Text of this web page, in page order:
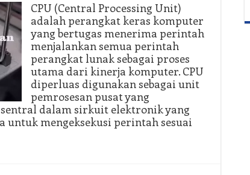
CPU (Central Processing Unit)
adalah perangkat keras komputer
yang bertugas menerima perintah
menjalankan semua perintah
perangkat lunak sebagai proses
utama dari kinerja komputer. CPU
diperluas digunakan sebagai unit
pemrosesan pusat yang
dalam sirkuit elektronik yang
untuk mengeksekusi perintah sesuai